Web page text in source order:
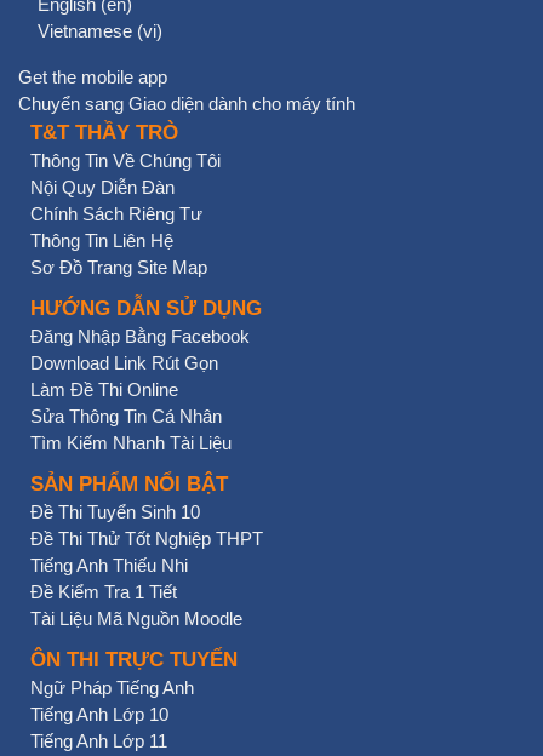
English ‎(en)‎
Vietnamese ‎(vi)‎
Get the mobile app
Chuyển sang Giao diện dành cho máy tính
T&T THẦY TRÒ
Thông Tin Về Chúng Tôi
Nội Quy Diễn Đàn
Chính Sách Riêng Tư
Thông Tin Liên Hệ
Sơ Đồ Trang Site Map
HƯỚNG DẪN SỬ DỤNG
Đăng Nhập Bằng Facebook
Download Link Rút Gọn
Làm Đề Thi Online
Sửa Thông Tin Cá Nhân
Tìm Kiếm Nhanh Tài Liệu
SẢN PHẨM NỔI BẬT
Đề Thi Tuyển Sinh 10
Đề Thi Thử Tốt Nghiệp THPT
Tiếng Anh Thiếu Nhi
Đề Kiểm Tra 1 Tiết
Tài Liệu Mã Nguồn Moodle
ÔN THI TRỰC TUYẾN
Ngữ Pháp Tiếng Anh
Tiếng Anh Lớp 10
Tiếng Anh Lớp 11